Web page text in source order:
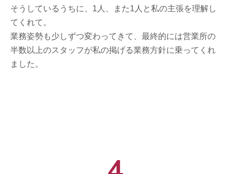
そうしているうちに、1人、また1人と私の主張を理解し
てくれて。
業務姿勢も少しずつ変わってきて、最終的には営業所の
半数以上のスタッフが私の掲げる業務方針に乗ってくれ
ました。